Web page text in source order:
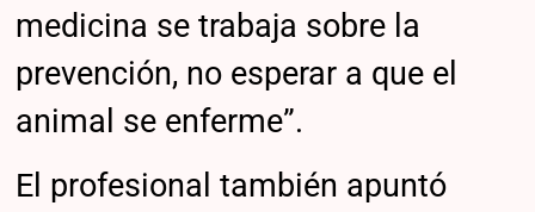
medicina se trabaja sobre la
prevención, no esperar a que el
animal se enferme”.
El profesional también apuntó